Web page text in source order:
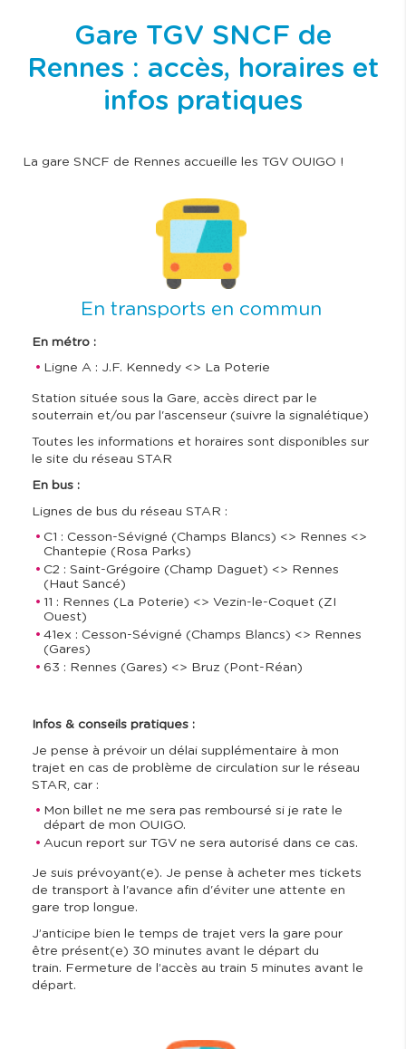
Gare TGV SNCF de
Rennes : accès, horaires et
infos pratiques
La gare SNCF de Rennes accueille les TGV OUIGO !
En transports en commun
En métro :
Ligne A : J.F. Kennedy <> La Poterie
Station située sous la Gare, accès direct par le
souterrain et/ou par l'ascenseur (suivre la signalétique)
Toutes les informations et horaires sont disponibles sur
le site du réseau STAR
En bus :
Lignes de bus du réseau STAR :
C1 : Cesson-Sévigné (Champs Blancs) <> Rennes <>
Chantepie (Rosa Parks)
C2 : Saint-Grégoire (Champ Daguet) <> Rennes
(Haut Sancé)
11 : Rennes (La Poterie) <> Vezin-le-Coquet (ZI
Ouest)
41ex : Cesson-Sévigné (Champs Blancs) <> Rennes
(Gares)
63 : Rennes (Gares) <> Bruz (Pont-Réan)
Infos & conseils pratiques :
Je pense à prévoir un délai supplémentaire à mon
trajet en cas de problème de circulation sur le réseau
STAR, car :
Mon billet ne me sera pas remboursé si je rate le
départ de mon OUIGO.
Aucun report sur TGV ne sera autorisé dans ce cas.
Je suis prévoyant(e). Je pense à acheter mes tickets
de transport à l'avance afin d'éviter une attente en
gare trop longue.
J’anticipe bien le temps de trajet vers la gare pour
être présent(e) 30 minutes avant le départ du
train. Fermeture de l’accès au train 5 minutes avant le
départ.